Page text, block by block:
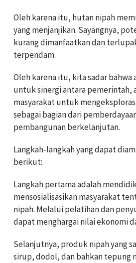
Oleh karena itu, hutan nipah
yang menjanjikan. Sayangnya,
kurang dimanfaatkan dan
terpendam.
Oleh karena itu, kita sadar
untuk sinergi antara pemerintah,
masyarakat untuk
sebagai bagian dari
pembangunan berkelanjutan.
Langkah-langkah yang dapat
berikut:
Langkah pertama adalah
mensosialisasikan masyarakat
nipah. Melalui pelatihan dan
dapat menghargai nilai ekonomi
Selanjutnya, produk nipah yang
sirup, dodol, dan bahkan tepung